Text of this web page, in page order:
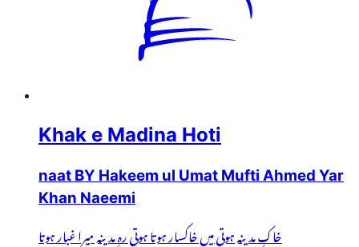
Khak e Madina Hoti
naat BY Hakeem ul Umat Mufti Ahmed Yar
Khan Naeemi
خاکِ مدینہ ہوتی میں خاکسار ہوتا ہوتی رہِ مدینہ میرا غبار ہوتا